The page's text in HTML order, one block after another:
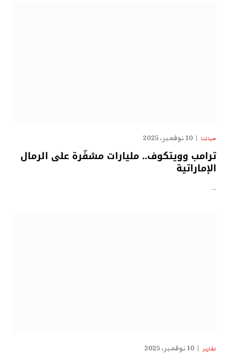
حياتنا 10 نوفمبر، 2025
ترامب وويتكوف.. مليارات مشفّرة على الرمال
الإماراتية
…
تقارير 10 نوفمبر، 2025